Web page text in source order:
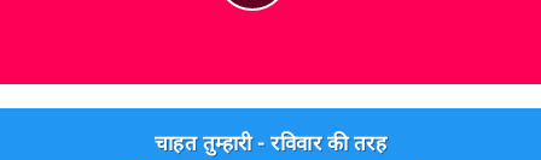
चाहत तुम्हारी - रविवार की तरह